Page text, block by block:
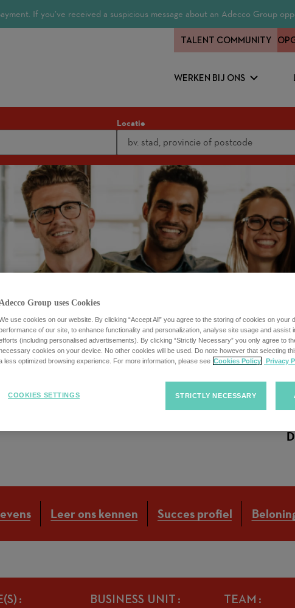
If you’ve received a suspicious message about an Adecco Group
WERKEN BIJ ONS
TALENT COMMUNITY
Locatie
w/d)
Leer ons kennen Succes profiel
BUSINESS UNIT TEAM
Group uses Cookies
use cookies on our website. By clicking “Accept All” you agree to the storing of cookies on your
of our site, to enhance functionality and personalization, analyse site usage and assist
(including personalised advertisements). By clicking “Strictly Necessary” you only agree to
cookies on your device. No other cookies will be used. Do note however that selecting
less optimized browsing experience. For more information, please see Cookies Policy Privacy
STRICTLY NECESSARY
COOKIES SETTINGS